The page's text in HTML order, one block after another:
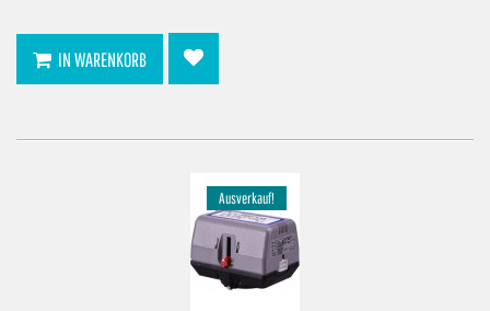
IN WARENKORB
Ausverkauf!